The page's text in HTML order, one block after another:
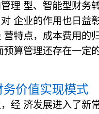
理 型、智能型财务
企业的作用也日益
特点，成本费用的
算管理还存在一定
价值实现模式
经 济发展进入了新